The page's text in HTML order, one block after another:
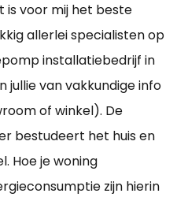
is voor mij het beste
allerlei specialisten op
installatiebedrijf in
jullie van vakkundige info
of winkel). De
bestudeert het huis en
Hoe je woning
zijn hierin